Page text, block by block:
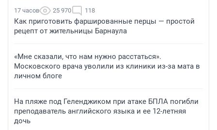
17 часов 25 970 118
Как приготовить фаршированные перцы — простой
рецепт от жительницы Барнаула
«Мне сказали, что нам нужно расстаться».
Московского врача уволили из клиники из-за мата в
личном блоге
На пляже под Геленджиком при атаке БПЛА погибли
преподаватель английского языка и ее 12-летняя
дочь